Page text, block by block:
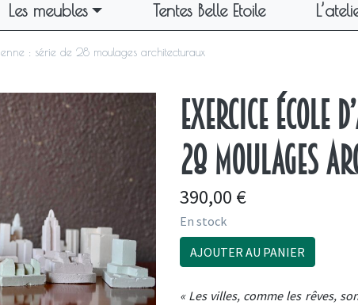
Les meubles Tentes Belle Etoile
: série de 28 moulages architecturaux
Exercice École
28 moulages
390,00 €
En stock
AJOUTER AU PANIER
« Les villes, comme les rêves,